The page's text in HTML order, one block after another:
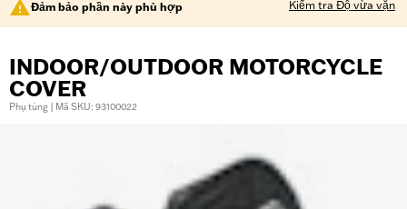
Đảm bảo phần này phù hợp Kiểm tra Độ vừa vặn
INDOOR/OUTDOOR MOTORCYCLE
COVER
Phụ tùng | Mã SKU: 93100022